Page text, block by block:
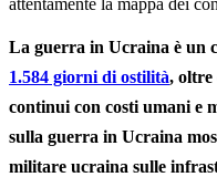
La guerra in Ucraina è un
1.584 giorni di ostilità, oltre
continui con costi umani e
sulla guerra in Ucraina
militare ucraina sulle